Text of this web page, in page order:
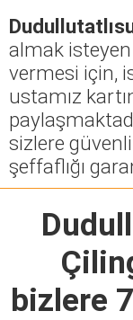
almak
vermesi için,
ustamız
sizlere
şeffaflığı
bizlere